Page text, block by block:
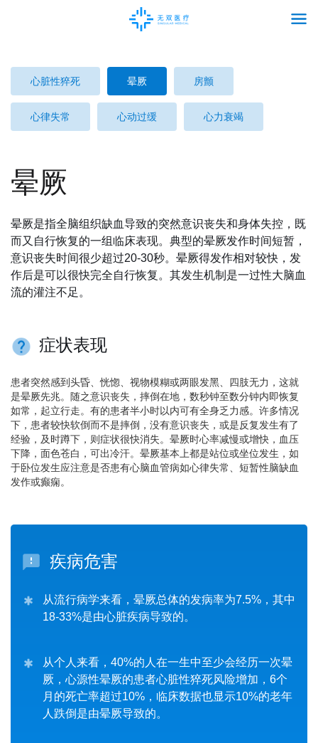
心脏性猝死 晕厥 房颤
心律失常 心动过缓 心力衰竭
晕厥
晕厥是指全脑组织缺血导致的突然意识丧失和身体失控，既
而又自行恢复的一组临床表现。典型的晕厥发作时间短暂，
意识丧失时间很少超过20-30秒。晕厥得发作相对较快，发
作后是可以很快完全自行恢复。其发生机制是一过性大脑血
流的灌注不足。
症状表现
患者突然感到头昏、恍惚、视物模糊或两眼发黑、四肢无力，这就
是晕厥先兆。随之意识丧失，摔倒在地，数秒钟至数分钟内即恢复
如常，起立行走。有的患者半小时以内可有全身乏力感。许多情况
下，患者较快软倒而不是摔倒，没有意识丧失，或是反复发生有了
经验，及时蹲下，则症状很快消失。晕厥时心率减慢或增快，血压
下降，面色苍白，可出冷汗。晕厥基本上都是站位或坐位发生，如
于卧位发生应注意是否患有心脑血管病如心律失常、短暂性脑缺血
发作或癫痫。
疾病危害
从流行病学来看，晕厥总体的发病率为7.5%，其中
18-33%是由心脏疾病导致的。
从个人来看，40%的人在一生中至少会经历一次晕
厥，心源性晕厥的患者心脏性猝死风险增加，6个
月的死亡率超过10%，临床数据也显示10%的老年
人跌倒是由晕厥导致的。